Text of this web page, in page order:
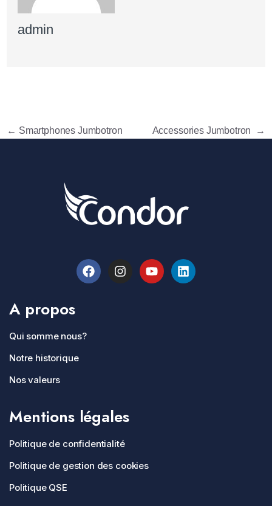
admin
← Smartphones Jumbotron Accessories Jumbotron →
A propos
Qui somme nous?
Notre historique
Nos valeurs
Mentions légales
Politique de confidentialité
Politique de gestion des cookies
Politique QSE